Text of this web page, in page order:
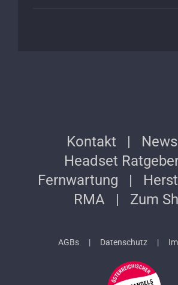
Kontakt
News
Headset
Fernwartung
RMA
Zum
AGBs Datenschutz